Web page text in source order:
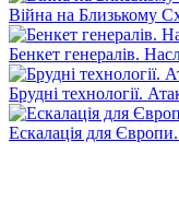
Війна на Близькому
Бенкет генералів.
Брудні технології.
Ескалація для